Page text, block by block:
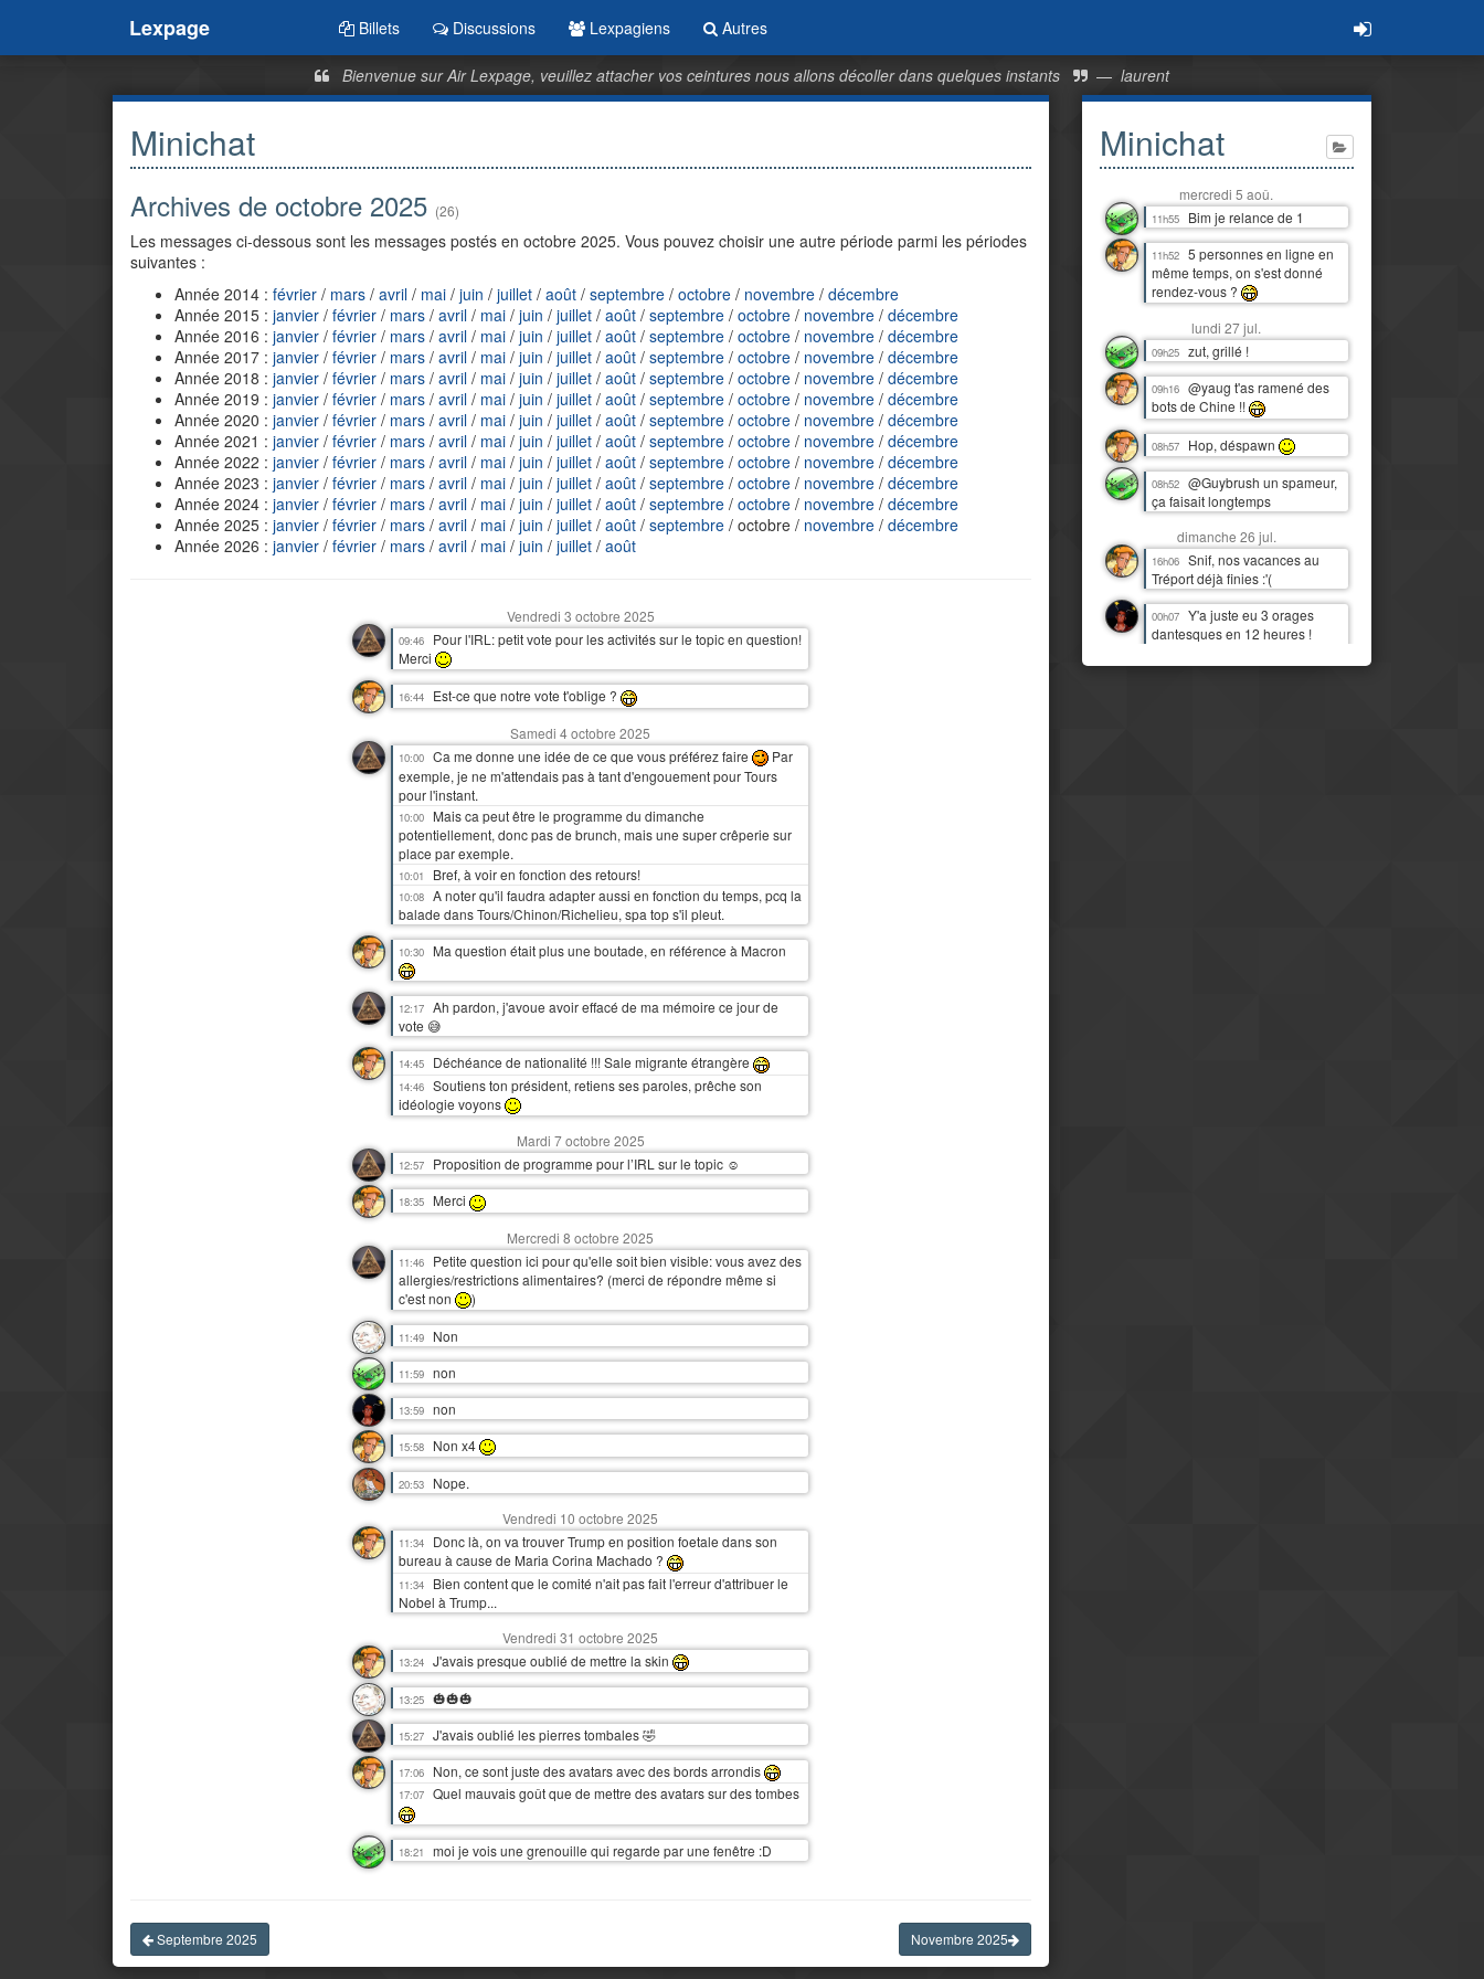
Lexpage Billets Discussions Lexpagiens Autres
Bienvenue sur Air Lexpage, veuillez attacher vos ceintures nous allons décoller dans quelques instants — laurent
Minichat
Archives de octobre 2025 (26)
Les messages ci-dessous sont les messages postés en octobre 2025. Vous pouvez choisir une autre période parmi les périodes
suivantes :
Année 2014 : février / mars / avril / mai / juin / juillet / août / septembre / octobre / novembre / décembre
Année 2015 : janvier / février / mars / avril / mai / juin / juillet / août / septembre / octobre / novembre / décembre
Année 2016 : janvier / février / mars / avril / mai / juin / juillet / août / septembre / octobre / novembre / décembre
Année 2017 : janvier / février / mars / avril / mai / juin / juillet / août / septembre / octobre / novembre / décembre
Année 2018 : janvier / février / mars / avril / mai / juin / juillet / août / septembre / octobre / novembre / décembre
Année 2019 : janvier / février / mars / avril / mai / juin / juillet / août / septembre / octobre / novembre / décembre
Année 2020 : janvier / février / mars / avril / mai / juin / juillet / août / septembre / octobre / novembre / décembre
Année 2021 : janvier / février / mars / avril / mai / juin / juillet / août / septembre / octobre / novembre / décembre
Année 2022 : janvier / février / mars / avril / mai / juin / juillet / août / septembre / octobre / novembre / décembre
Année 2023 : janvier / février / mars / avril / mai / juin / juillet / août / septembre / octobre / novembre / décembre
Année 2024 : janvier / février / mars / avril / mai / juin / juillet / août / septembre / octobre / novembre / décembre
Année 2025 : janvier / février / mars / avril / mai / juin / juillet / août / septembre / octobre / novembre / décembre
Année 2026 : janvier / février / mars / avril / mai / juin / juillet / août
Vendredi 3 octobre 2025
09:46
Pour l'IRL: petit vote pour les activités sur le topic en question!
Merci
16:44
Est-ce que notre vote t'oblige ?
Samedi 4 octobre 2025
10:00 Ca me donne une idée de ce que vous préférez faire
Par
exemple, je ne m'attendais pas à tant d'engouement pour Tours
pour l'instant.
10:00
Mais ca peut être le programme du dimanche
potentiellement, donc pas de brunch, mais une super crêperie sur
place par exemple.
10:01 Bref, à voir en fonction des retours!
10:08 A noter qu'il faudra adapter aussi en fonction du temps, pcq la
balade dans Tours/Chinon/Richelieu, spa top s'il pleut.
10:30 Ma question était plus une boutade, en référence à Macron
12:17 Ah pardon, j'avoue avoir effacé de ma mémoire ce jour de
vote 😅
14:45 Déchéance de nationalité !!! Sale migrante étrangère
14:46 Soutiens ton président, retiens ses paroles, prêche son
idéologie voyons
Mardi 7 octobre 2025
12:57 Proposition de programme pour l’IRL sur le topic ☺️
18:35
Merci
Mercredi 8 octobre 2025
11:46
Petite question ici pour qu'elle soit bien visible: vous avez des
allergies/restrictions alimentaires? (merci de répondre même si
c'est non
)
11:49 Non
11:59 non
13:59 non
15:58 Non x4
20:53
Nope.
Vendredi 10 octobre 2025
11:34
Donc là, on va trouver Trump en position foetale dans son
bureau à cause de Maria Corina Machado ?
11:34
Bien content que le comité n'ait pas fait l'erreur d'attribuer le
Nobel à Trump...
Vendredi 31 octobre 2025
13:24 J'avais presque oublié de mettre la skin
13:25 🎃🎃🎃
15:27 J'avais oublié les pierres tombales 🤣
17:06 Non, ce sont juste des avatars avec des bords arrondis
17:07 Quel mauvais goût que de mettre des avatars sur des tombes
18:21 moi je vois une grenouille qui regarde par une fenêtre :D
Septembre 2025 Novembre 2025
Minichat
mercredi 5 aoû.
11h55 Bim je relance de 1
11h52
5 personnes en ligne en
même temps, on s'est donné
rendez-vous ?
lundi 27 jul.
09h25 zut, grillé !
09h16
@yaug t'as ramené des
bots de Chine !!
08h57 Hop, déspawn
08h52
@Guybrush un spameur,
ça faisait longtemps
dimanche 26 jul.
16h06
Snif, nos vacances au
Tréport déjà finies :'(
00h07
Y'a juste eu 3 orages
dantesques en 12 heures !
quand c'était juste de la pluie !